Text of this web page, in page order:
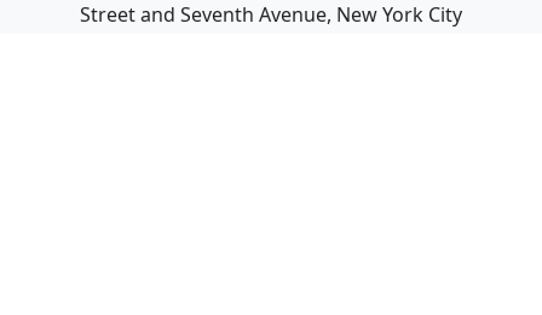
Street and Seventh Avenue, New York City